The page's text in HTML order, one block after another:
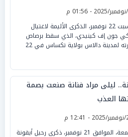
تحل اليوم، السبت 22 نوفمبر، الذكرى الأليمة لاغتيال
جون إف كينيدي، الذي سقط برصاص
قناص أثناء زيارته لمدينة دالاس بولاية تكساس في 22
ليلى مراد فنانة صنعت بصمة
العذب
تحلّ اليوم الجمعة، الموافق 21 نوفمبر، ذكرى رحيل أيقونة